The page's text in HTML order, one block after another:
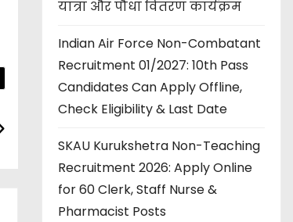
यात्रा और पौधा वितरण कार्यक्रम
Indian Air Force Non-Combatant
Recruitment 01/2027: 10th Pass
Candidates Can Apply Offline,
Check Eligibility & Last Date
SKAU Kurukshetra Non-Teaching
Recruitment 2026: Apply Online
for 60 Clerk, Staff Nurse &
Pharmacist Posts